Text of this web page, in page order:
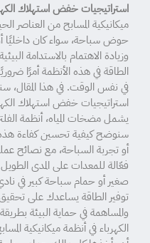
استراتيجيات خفض استهلاك
ميكانيكية المسابح من العناصر
حوض سباحة، سواء كان داخليًا
وزيادة الاهتمام بالاستدامة
الطاقة في هذه الأنظمة أمرًا
في نفس الوقت. في هذا المقال،
استراتيجيات خفض استهلاك
يشمل مضخات المياه، أنظمة
سنوضح كيفية تحسين كفاءة هذه
أو تجربة السباحة، مع نصائح
فعّالة للمعدات على المدى
صغير أو حمام سباحة كبير في
توفير الطاقة يساعدك على تحقيق
والمساهمة في حماية البيئة
الكهرباء في أنظمة ميكانيكية